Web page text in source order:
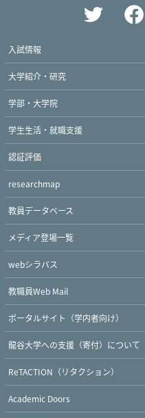
入試情報
大学紹介・研究
学部・大学院
学生生活・就職支援
認証評価
researchmap
教員データベース
メディア登場一覧
webシラバス
教職員Web Mail
ポータルサイト（学内者向け）
龍谷大学への支援（寄付）について
ReTACTION（リタクション）
Academic Doors